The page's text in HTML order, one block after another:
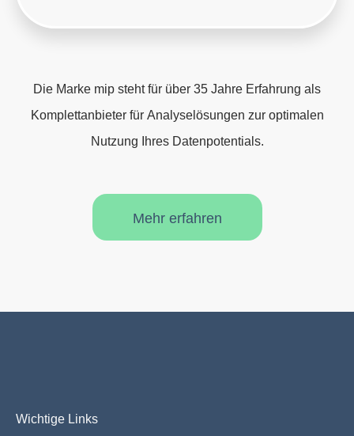
Die Marke mip steht für über 35 Jahre Erfahrung als
Komplettanbieter für Analyselösungen zur optimalen
Nutzung Ihres Datenpotentials.
Mehr erfahren
Wichtige Links